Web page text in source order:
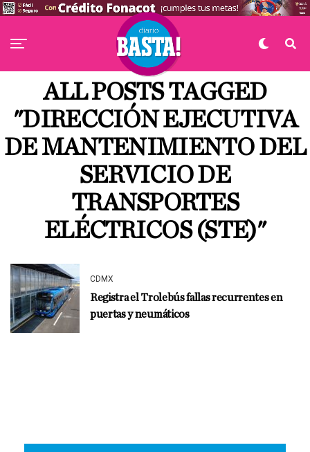
ALL POSTS TAGGED
"DIRECCIÓN EJECUTIVA
DE MANTENIMIENTO DEL
SERVICIO DE
TRANSPORTES
ELÉCTRICOS (STE)"
CDMX
Registra el Trolebús fallas recurrentes en
puertas y neumáticos